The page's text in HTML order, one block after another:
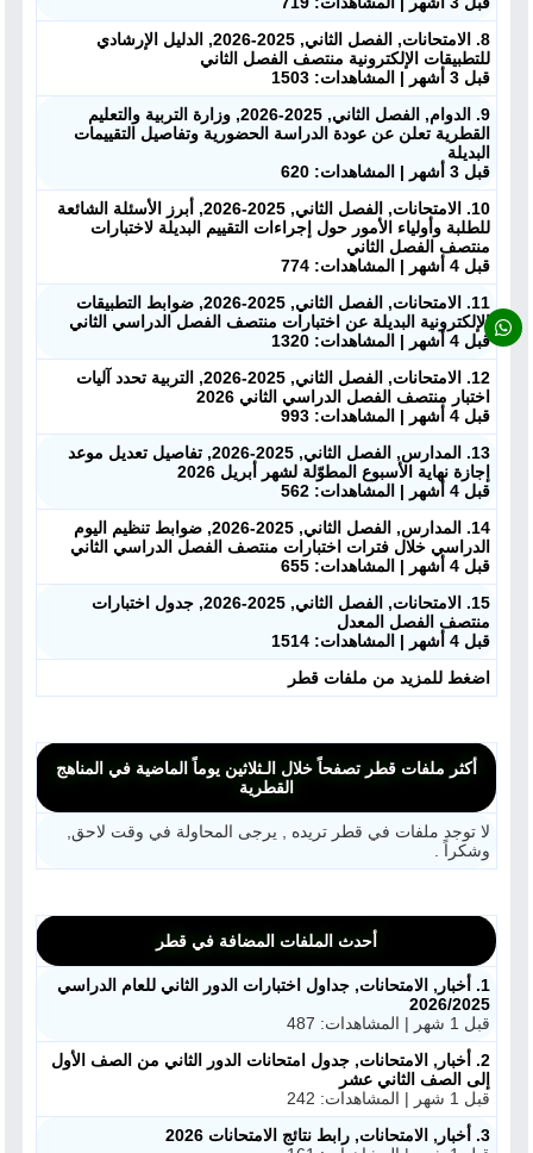
ملفات اليوم
ابحث عن مدرس
أحدث الأخبار
جميع الصفوف
منصات
مدرسو المناهج
ملفات للمدرس
ملفات تعليمية
الكتب المدرسية
تسجيل دخول
8. الامتحانات, الفصل الثاني, 2025-2026, الدليل الإرشادي
للتطبيقات الإلكترونية منتصف الفصل الثاني
قبل 3 أشهر | المشاهدات: 1503
9. الدوام, الفصل الثاني, 2025-2026, وزارة التربية والتعليم
القطرية تعلن عن عودة الدراسة الحضورية وتفاصيل التقييمات
البديلة
قبل 3 أشهر | المشاهدات: 620
10. الامتحانات, الفصل الثاني, 2025-2026, أبرز الأسئلة الشائعة
للطلبة وأولياء الأمور حول إجراءات التقييم البديلة لاختبارات
منتصف الفصل الثاني
قبل 4 أشهر | المشاهدات: 774
11. الامتحانات, الفصل الثاني, 2025-2026, ضوابط التطبيقات
الإلكترونية البديلة عن اختبارات منتصف الفصل الدراسي الثاني
قبل 4 أشهر | المشاهدات: 1320
12. الامتحانات, الفصل الثاني, 2025-2026, التربية تحدد آليات
اختبار منتصف الفصل الدراسي الثاني 2026
قبل 4 أشهر | المشاهدات: 993
13. المدارس, الفصل الثاني, 2025-2026, تفاصيل تعديل موعد
إجازة نهاية الأسبوع المطوّلة لشهر أبريل 2026
قبل 4 أشهر | المشاهدات: 562
14. المدارس, الفصل الثاني, 2025-2026, ضوابط تنظيم اليوم
الدراسي خلال فترات اختبارات منتصف الفصل الدراسي الثاني
قبل 4 أشهر | المشاهدات: 655
15. الامتحانات, الفصل الثاني, 2025-2026, جدول اختبارات
منتصف الفصل المعدل
قبل 4 أشهر | المشاهدات: 1514
اضغط للمزيد من ملفات قطر
أكثر ملفات قطر تصفحاً خلال الـثلاثين يوماً الماضية في المناهج
القطرية
لا توجد ملفات في قطر تريده , يرجى المحاولة في وقت لاحق,
وشكراً .
أحدث الملفات المضافة في قطر
1. أخبار, الامتحانات, جداول اختبارات الدور الثاني للعام الدراسي
2026/2025
قبل 1 شهر | المشاهدات: 487
2. أخبار, الامتحانات, جدول امتحانات الدور الثاني من الصف الأول
إلى الصف الثاني عشر
قبل 1 شهر | المشاهدات: 242
3. أخبار, الامتحانات, رابط نتائج الامتحانات 2026